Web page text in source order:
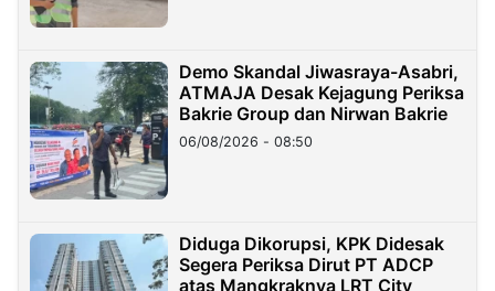
Demo Skandal Jiwasraya-Asabri,
ATMAJA Desak Kejagung Periksa
Bakrie Group dan Nirwan Bakrie
06/08/2026 - 08:50
Diduga Dikorupsi, KPK Didesak
Segera Periksa Dirut PT ADCP
atas Mangkraknya LRT City